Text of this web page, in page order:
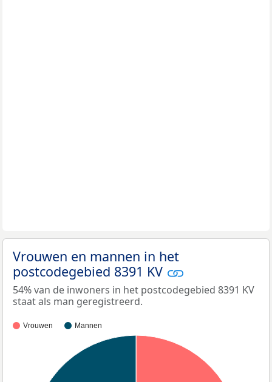
Vrouwen en mannen in het
postcodegebied 8391 KV
54% van de inwoners in het postcodegebied 8391 KV
staat als man geregistreerd.
Vrouwen Mannen